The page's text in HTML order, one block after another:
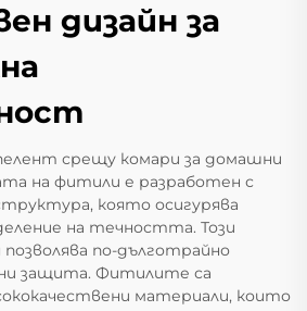
дизайн за
срещу комари за домашни
на фитили е разработен с
която осигурява
на течността. Този
по-дълготрайно
защита. Фитилите са
материали, които